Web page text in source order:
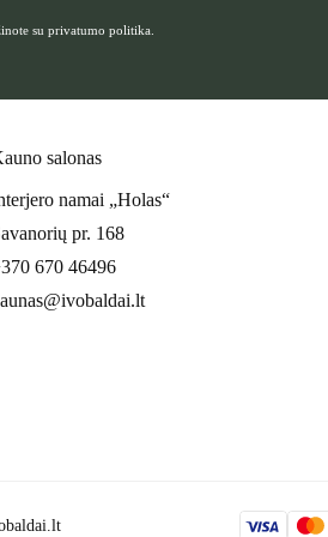
suprivatumo politika
salonas
namai „Holas“
pr. 168
670 46496